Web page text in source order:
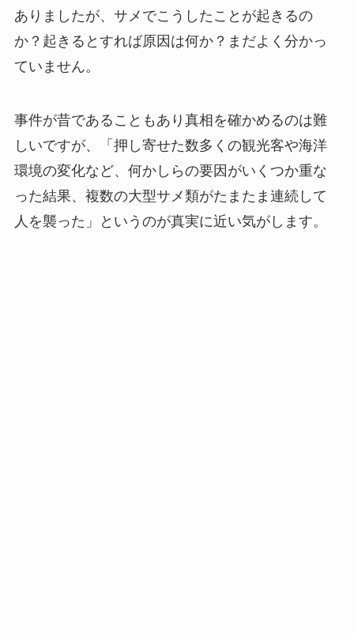
ありましたが、サメでこうしたことが起きるの
か？起きるとすれば原因は何か？まだよく分かっ
ていません。
事件が昔であることもあり真相を確かめるのは難
しいですが、「押し寄せた数多くの観光客や海洋
環境の変化など、何かしらの要因がいくつか重な
った結果、複数の大型サメ類がたまたま連続して
人を襲った」というのが真実に近い気がします。